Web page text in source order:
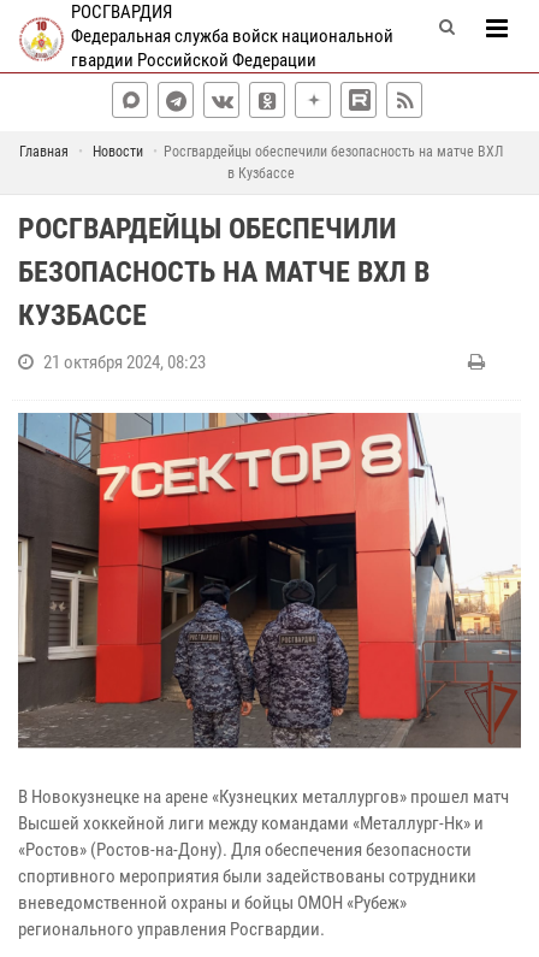
РОСГВАРДИЯ
Федеральная служба войск национальной
гвардии Российской Федерации
Главная Новости
Росгвардейцы обеспечили безопасность на матче ВХЛ
в Кузбассе
РОСГВАРДЕЙЦЫ ОБЕСПЕЧИЛИ
БЕЗОПАСНОСТЬ НА МАТЧЕ ВХЛ В
КУЗБАССЕ
21 октября 2024, 08:23
В Новокузнецке на арене «Кузнецких металлургов» прошел матч
Высшей хоккейной лиги между командами «Металлург-Нк» и
«Ростов» (Ростов-на-Дону). Для обеспечения безопасности
спортивного мероприятия были задействованы сотрудники
вневедомственной охраны и бойцы ОМОН «Рубеж»
регионального управления Росгвардии.